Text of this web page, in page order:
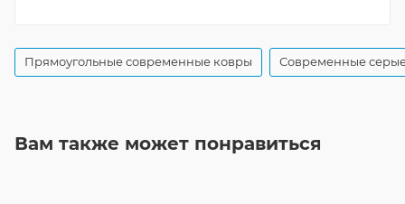
Прямоугольные современные ковры Современные
Вам также может понравиться